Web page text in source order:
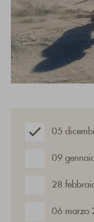
05
09
28
06 marzo